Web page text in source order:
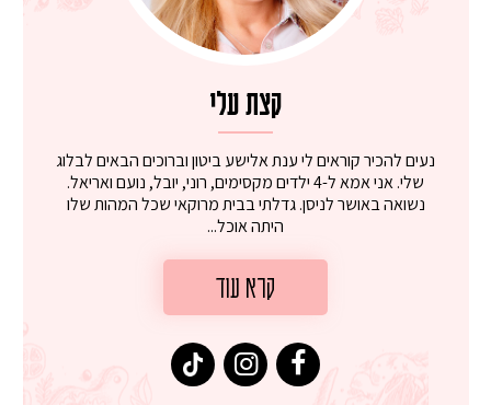
קצת עלי
נעים להכיר קוראים לי ענת אלישע ביטון וברוכים הבאים לבלוג
שלי. אני אמא ל-4 ילדים מקסימים, רוני, יובל, נועם ואריאל.
נשואה באושר לניסן. גדלתי בבית מרוקאי שכל המהות שלו
היתה אוכל...
קרא עוד